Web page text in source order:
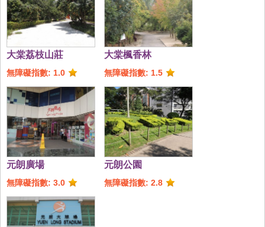
大棠荔枝山莊
無障礙指數: 1.0
大棠楓香林
無障礙指數: 1.5
元朗廣場
無障礙指數: 3.0
元朗公園
無障礙指數: 2.8